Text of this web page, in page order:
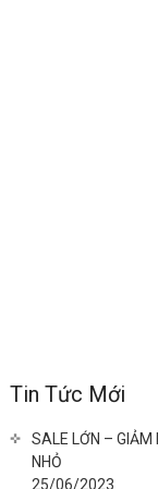
Tin Tức Mới
SALE LỚN – GIẢM
NHỎ
25/06/2023